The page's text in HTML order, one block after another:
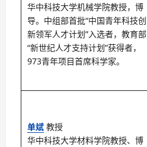
华中科技大学机械学院教授，博
导。中组部首批“中国青年科技创
新领军人才计划”入选者，教育部
“新世纪人才支持计划”获得者，
973青年项目首席科学家。
单斌 教授
华中科技大学材料学院教授、博